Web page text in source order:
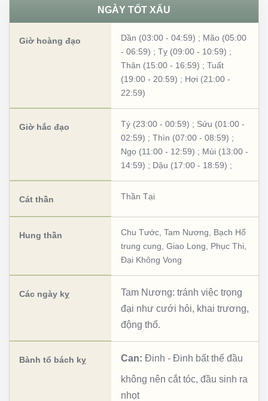
NGÀY TỐT XẤU
Giờ hoàng đạo Dần (03:00 - 04:59) ; Mão (05:00
- 06:59) ; Tỵ (09:00 - 10:59) ;
Thân (15:00 - 16:59) ; Tuất
(19:00 - 20:59) ; Hợi (21:00 -
22:59)
Giờ hắc đạo Tý (23:00 - 00:59) ; Sửu (01:00 -
02:59) ; Thìn (07:00 - 08:59) ;
Ngọ (11:00 - 12:59) ; Mùi (13:00 -
14:59) ; Dậu (17:00 - 18:59) ;
Cát thần Thần Tại
Hung thần Chu Tước Tam Nương
Bạch Hổ
trung cung Giao Long Phục Thi
Đại Không Vong
Các ngày kỵ
Tam Nương: tránh việc trọng
đại như cưới hỏi, khai trương,
động thổ.
Bành tổ bách kỵ Can: Đinh - Đinh bất thế đầu
không nên cắt tóc, đầu sinh ra
nhọt